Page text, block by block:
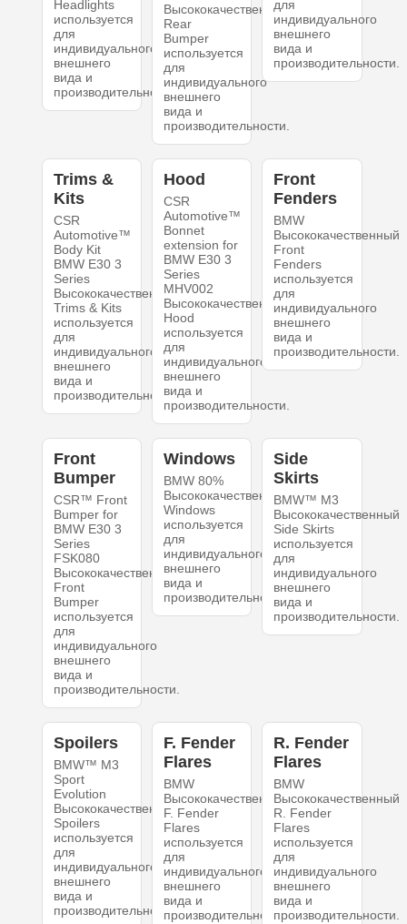
Headlights
используется
для
индивидуального
внешнего
вида и
производительности.
Высококачественный
Rear
Bumper
используется
для
индивидуального
внешнего
вида и
производительности.
для
индивидуального
внешнего
вида и
производительности.
Trims &
Kits
CSR
Automotive™
Body Kit
BMW E30 3
Series
Высококачественный
Trims & Kits
используется
для
индивидуального
внешнего
вида и
производительности.
Hood
CSR
Automotive™
Bonnet
extension for
BMW E30 3
Series
MHV002
Высококачественный
Hood
используется
для
индивидуального
внешнего
вида и
производительности.
Front
Fenders
BMW
Высококачественный
Front
Fenders
используется
для
индивидуального
внешнего
вида и
производительности.
Front
Bumper
CSR™ Front
Bumper for
BMW E30 3
Series
FSK080
Высококачественный
Front
Bumper
используется
для
индивидуального
внешнего
вида и
производительности.
Windows
BMW 80%
Высококачественный
Windows
используется
для
индивидуального
внешнего
вида и
производительности.
Side
Skirts
BMW™ M3
Высококачественный
Side Skirts
используется
для
индивидуального
внешнего
вида и
производительности.
Spoilers
BMW™ M3
Sport
Evolution
Высококачественный
Spoilers
используется
для
индивидуального
внешнего
вида и
производительности.
F. Fender
Flares
BMW
Высококачественный
F. Fender
Flares
используется
для
индивидуального
внешнего
вида и
производительности.
R. Fender
Flares
BMW
Высококачественный
R. Fender
Flares
используется
для
индивидуального
внешнего
вида и
производительности.